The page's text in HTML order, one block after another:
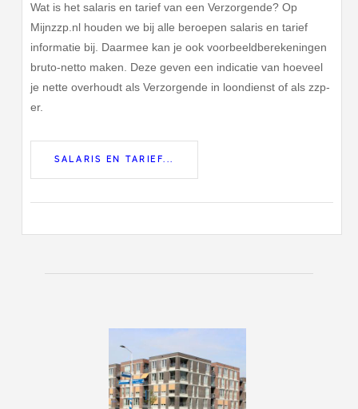
Wat is het salaris en tarief van een Verzorgende? Op
Mijnzzp.nl houden we bij alle beroepen salaris en tarief
informatie bij. Daarmee kan je ook voorbeeldberekeningen
bruto-netto maken. Deze geven een indicatie van hoeveel
je nette overhoudt als Verzorgende in loondienst of als zzp-
er.
SALARIS EN TARIEF...